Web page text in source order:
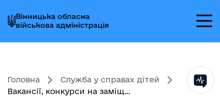
до
головного
меню
до
головного
вмісту
до
головного
колонтитула
Вінницька обласна
військова адміністрація
Головна
Служба у справах дітей
Вакансії, конкурси на заміщ...